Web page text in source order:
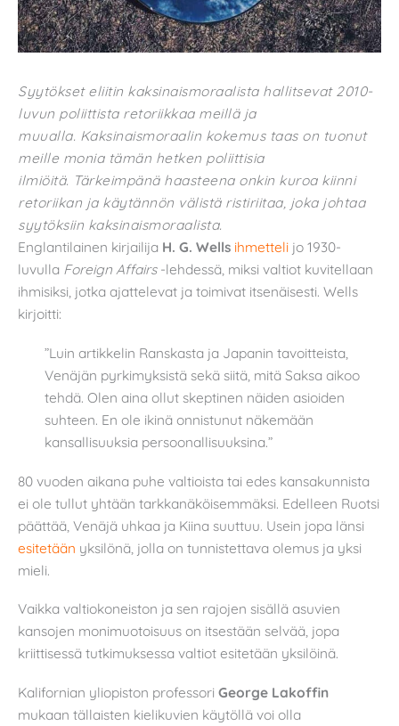
Syytökset eliitin kaksinaismoraalista hallitsevat 2010-
luvun poliittista retoriikkaa meillä ja
muualla. Kaksinaismoraalin kokemus taas on tuonut
meille monia tämän hetken poliittisia
ilmiöitä. Tärkeimpänä haasteena onkin kuroa kiinni
retoriikan ja käytännön välistä ristiriitaa, joka johtaa
syytöksiin kaksinaismoraalista.
Englantilainen kirjailija H. G. Wells ihmetteli jo 1930-
luvulla Foreign Affairs-lehdessä, miksi valtiot kuvitellaan
ihmisiksi, jotka ajattelevat ja toimivat itsenäisesti. Wells
kirjoitti:
”Luin artikkelin Ranskasta ja Japanin tavoitteista,
Venäjän pyrkimyksistä sekä siitä, mitä Saksa aikoo
tehdä. Olen aina ollut skeptinen näiden asioiden
suhteen. En ole ikinä onnistunut näkemään
kansallisuuksia persoonallisuuksina.”
80 vuoden aikana puhe valtioista tai edes kansakunnista
ei ole tullut yhtään tarkkanäköisemmäksi. Edelleen Ruotsi
päättää, Venäjä uhkaa ja Kiina suuttuu. Usein jopa länsi
esitetään yksilönä, jolla on tunnistettava olemus ja yksi
mieli.
Vaikka valtiokoneiston ja sen rajojen sisällä asuvien
kansojen monimuotoisuus on itsestään selvää, jopa
kriittisessä tutkimuksessa valtiot esitetään yksilöinä.
Kalifornian yliopiston professori George Lakoffin
mukaan tällaisten kielikuvien käytöllä voi olla